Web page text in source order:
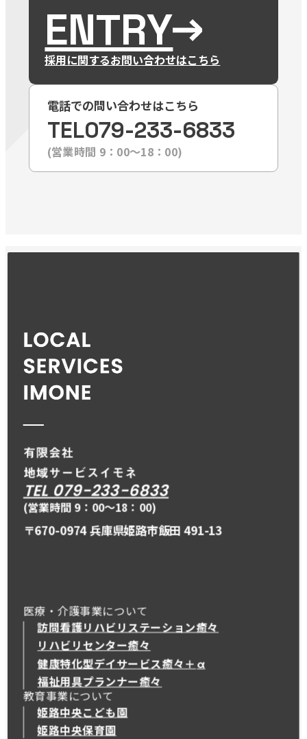
ENTRY
採用に関するお問い合わせはこちら
電話での問い合わせはこちら
TEL079-233-6833
(営業時間 9：00〜18：00)
TEL 079-233-6833
(営業時間 9：00〜18：00)
〒670-0974 兵庫県姫路市飯田 491-13
医療・介護事業について
訪問看護リハビリステーション癒々
リハビリセンター癒々
健康特化型デイサービス癒々＋ α
健康特化型デイサービス癒々＋
福祉用具プランナー癒々
教育事業について
姫路中央こども園
姫路中央保育園